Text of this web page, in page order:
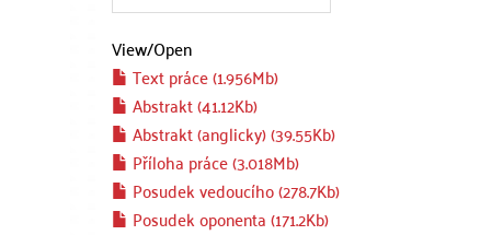
View/Open
Text práce (1.956Mb)
Abstrakt (41.12Kb)
Abstrakt (anglicky) (39.55Kb)
Příloha práce (3.018Mb)
Posudek vedoucího (278.7Kb)
Posudek oponenta (171.2Kb)